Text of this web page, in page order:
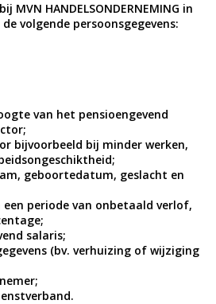
HANDELSONDERNEMING in
volgende persoonsgegevens:
van het pensioengevend
bijvoorbeeld bij minder werken,
geboortedatum, geslacht en
een periode van onbetaald verlof,
salaris;
(bv. verhuizing of wijziging